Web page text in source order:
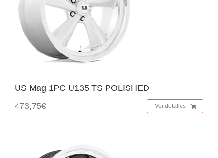
US Mag 1PC U135 TS POLISHED
473,75€
Ver detalles